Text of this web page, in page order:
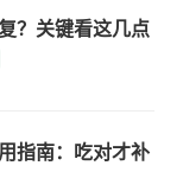
？关键看这几点
指南：吃对才补